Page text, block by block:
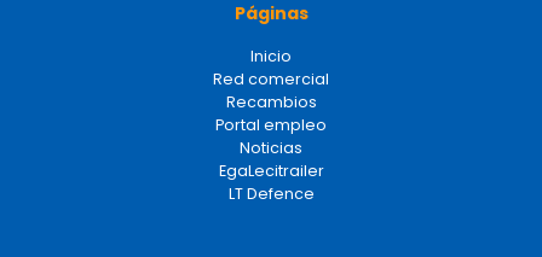
Páginas
Inicio
Red comercial
Recambios
Portal empleo
Noticias
EgaLecitrailer
LT Defence